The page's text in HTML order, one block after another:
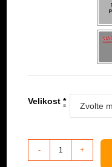
Velikost *
dětská
- +